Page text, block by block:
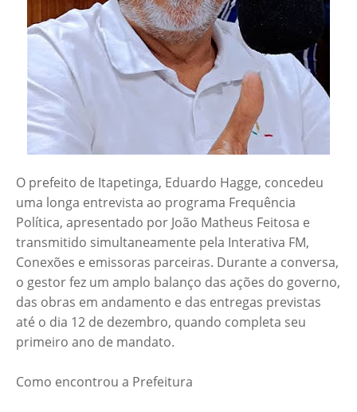
O prefeito de Itapetinga, Eduardo Hagge, concedeu
uma longa entrevista ao programa Frequência
Política, apresentado por João Matheus Feitosa e
transmitido simultaneamente pela Interativa FM,
Conexões e emissoras parceiras. Durante a conversa,
o gestor fez um amplo balanço das ações do governo,
das obras em andamento e das entregas previstas
até o dia 12 de dezembro, quando completa seu
primeiro ano de mandato.
Como encontrou a Prefeitura